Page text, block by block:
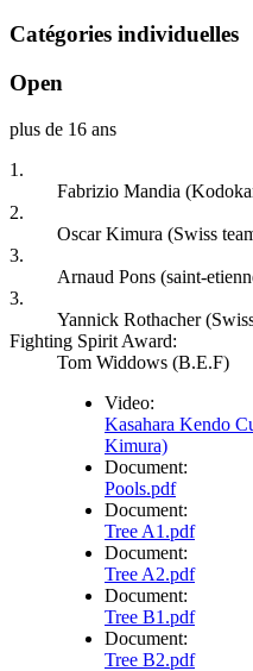
Catégories individuelles
Open
plus de 16 ans
1.
Fabrizio Mandia
2.
Oscar Kimura (Swiss
3.
Arnaud Pons (saint-
3.
Yannick Rothacher
Fighting Spirit Award:
Tom Widdows (B.E.F)
Video:
Kasahara Kendo
Kimura)
Document:
Pools.pdf
Document:
Tree A1.pdf
Document:
Tree A2.pdf
Document:
Tree B1.pdf
Document:
Tree B2.pdf